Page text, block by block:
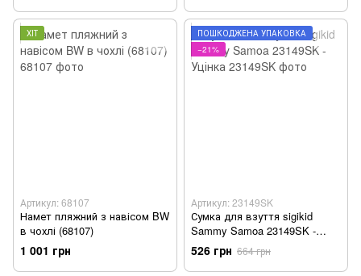
ХІТ
Артикул: 68107
Намет пляжний з навісом BW
в чохлі (68107)
1 001 грн
ПОШКОДЖЕНА УПАКОВКА
−21%
Артикул: 23149SK
Сумка для взуття sigikid
Sammy Samoa 23149SK -
Уцінка
526 грн 664 грн